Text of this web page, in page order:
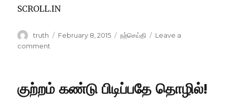
SCROLL.IN
Author
truth
Posted
February 8, 2015 Categories
நற்செய்தி
Leave a
comment
குற்றம் கண்டு பிடிப்பதே தொழில்!